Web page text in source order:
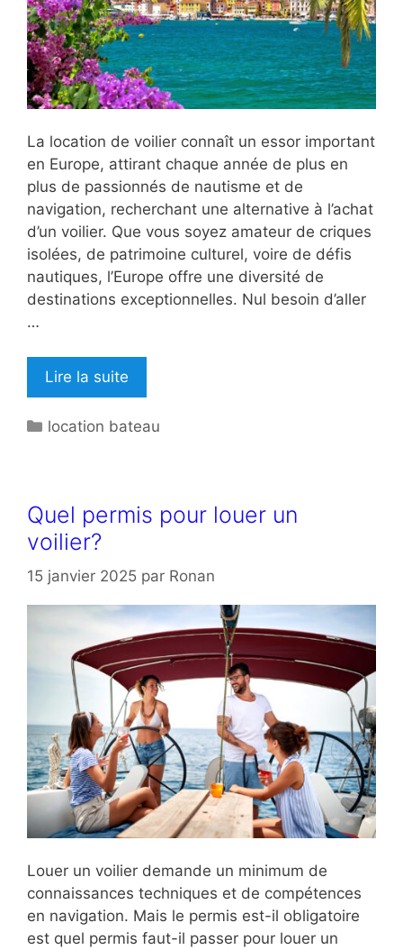
La location de voilier connaît un essor important
en Europe, attirant chaque année de plus en
plus de passionnés de nautisme et de
navigation, recherchant une alternative à l’achat
d’un voilier. Que vous soyez amateur de criques
isolées, de patrimoine culturel, voire de défis
nautiques, l’Europe offre une diversité de
destinations exceptionnelles. Nul besoin d’aller
…
Lire la suite
Catégories
location bateau
Quel permis pour louer un
voilier?
15 janvier 2025 par Ronan
Louer un voilier demande un minimum de
connaissances techniques et de compétences
en navigation. Mais le permis est-il obligatoire
est quel permis faut-il passer pour louer un